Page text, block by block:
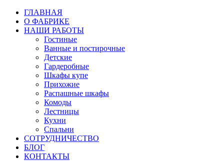
ГЛАВНАЯ
О ФАБРИКЕ
НАШИ РАБОТЫ
Гостиные
Ванные и постирочные
Детские
Гардеробные
Шкафы купе
Прихожие
Распашные шкафы
Комоды
Лестницы
Кухни
Спальни
СОТРУДНИЧЕСТВО
БЛОГ
КОНТАКТЫ